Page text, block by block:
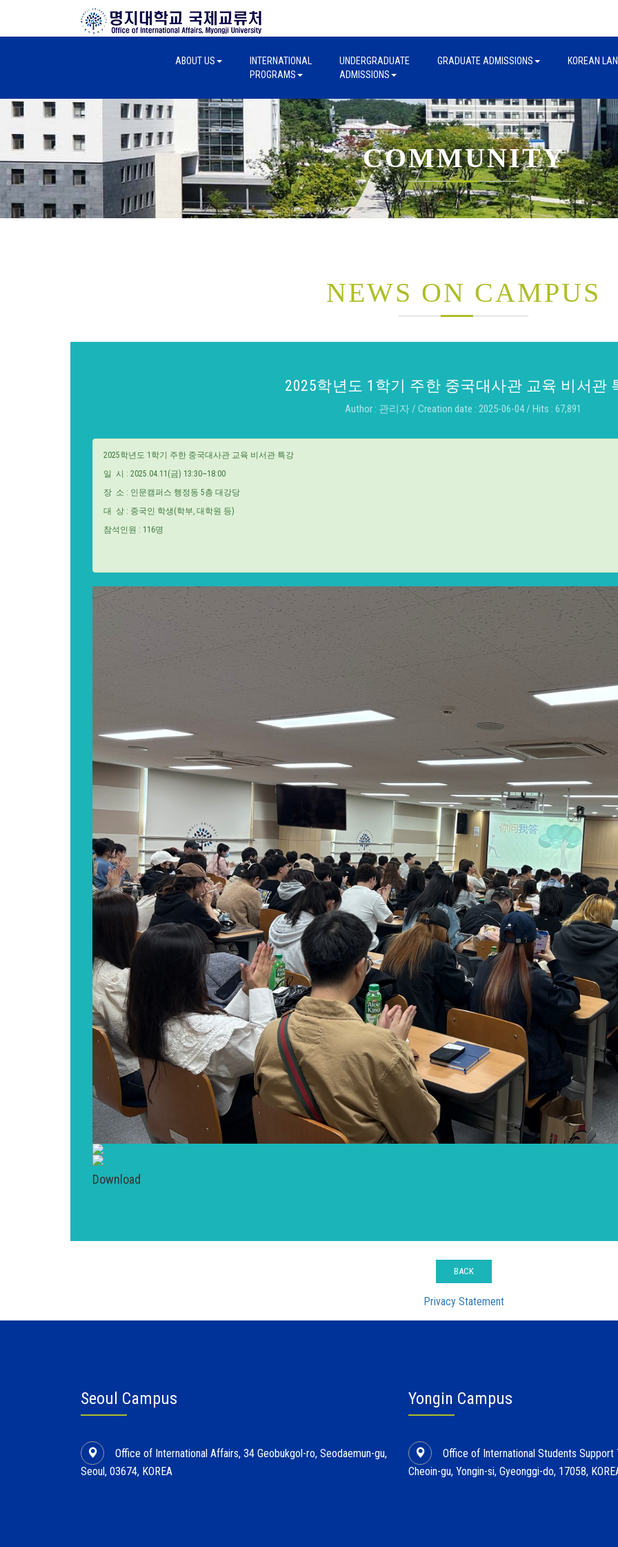
ABOUT US
INTERNATIONAL
PROGRAMS
UNDERGRADUATE
ADMISSIONS
GRADUATE ADMISSIONS KOREAN
COMMUNITY
NEWS ON CAMPUS
2025학년도 1학기 주한 중국대사관 교육 비서관
Author : 관리자 / Creation date : 2025-06-04 / Hits : 67,891
2025학년도 1학기 주한 중국대사관 교육 비서관 특강
일 시 : 2025.04.11(금) 13:30~18:00
장 소 : 인문캠퍼스 행정동 5층 대강당
대 상 : 중국인 학생(학부, 대학원 등)
참석인원 : 116명
Download
BACK
Privacy Statement
Seoul Campus
Office of International Affairs, 34 Geobukgol-ro, Seodaemun-gu,
Seoul, 03674, KOREA
Yongin Campus
Office of International Students Support
Cheoin-gu, Yongin-si, Gyeonggi-do, 17058,